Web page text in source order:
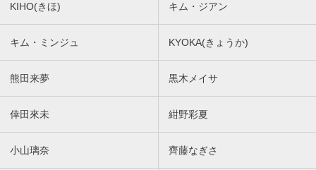
KIHO(きほ) キム・ジアン
キム・ミンジュ KYOKA(きょうか)
熊田来夢 黒木メイサ
倖田來未 紺野彩夏
小山璃奈 齊藤なぎさ